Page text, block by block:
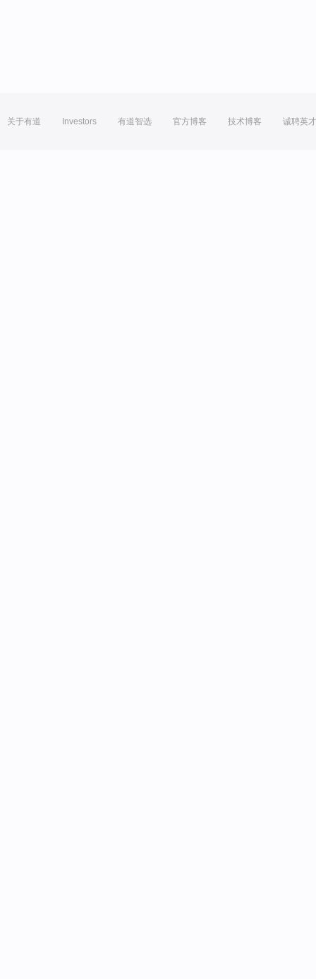
关于有道 Investors 有道智选 官方博客 技术博客 诚聘英才